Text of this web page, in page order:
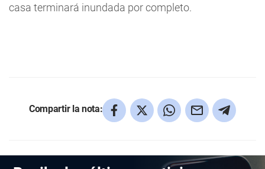
casa terminará inundada por completo.
Compartir la nota: